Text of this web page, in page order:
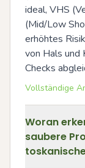
ideal, VHS
(Mid/Low
erhöhtes
von Hals und
Checks
Vollständige
Woran
saubere